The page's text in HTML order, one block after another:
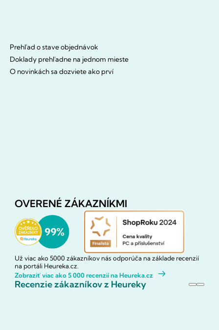
Prehľad o stave objednávok
Doklady prehľadne na jednom mieste
O novinkách sa dozviete ako prví
OVERENÉ ZÁKAZNÍKMI
Už viac ako 5000 zákazníkov nás odporúča na základe recenzií
na portáli Heureka.cz.
Zobraziť viac ako 5 000 recenzií na Heureka.cz
Recenzie zákazníkov z Heureky